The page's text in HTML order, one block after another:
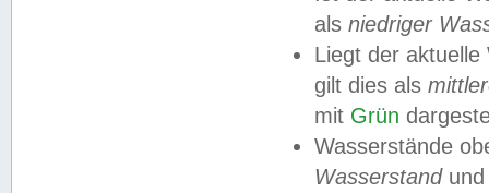
als niedriger
Liegt der
gilt dies als
mit Grün
Wasserstände
Wasserstandund